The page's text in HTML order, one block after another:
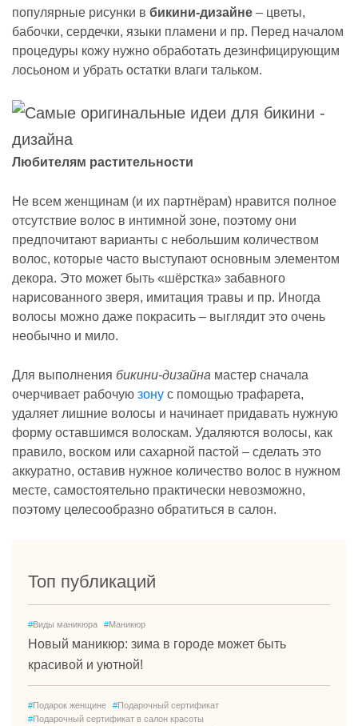
популярные рисунки в бикини-дизайне – цветы,
бабочки, сердечки, языки пламени и пр. Перед началом
процедуры кожу нужно обработать дезинфицирующим
лосьоном и убрать остатки влаги тальком.
Любителям растительности
Не всем женщинам (и их партнёрам) нравится полное
отсутствие волос в интимной зоне, поэтому они
предпочитают варианты с небольшим количеством
волос, которые часто выступают основным элементом
декора. Это может быть «шёрстка» забавного
нарисованного зверя, имитация травы и пр. Иногда
волосы можно даже покрасить – выглядит это очень
необычно и мило.
Для выполнения бикини-дизайна мастер сначала
очерчивает рабочую зону с помощью трафарета,
удаляет лишние волосы и начинает придавать нужную
форму оставшимся волоскам. Удаляются волосы, как
правило, воском или сахарной пастой – сделать это
аккуратно, оставив нужное количество волос в нужном
месте, самостоятельно практически невозможно,
поэтому целесообразно обратиться в салон.
Топ публикаций
#Виды маникюра #Маникюр
Новый маникюр: зима в городе может быть
красивой и уютной!
#Подарок женщине #Подарочный сертификат
#Подарочный сертификат в салон красоты